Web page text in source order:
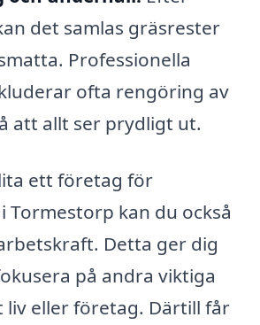
det samlas gräsrester
Professionella
ofta rengöring av
att allt ser prydligt ut.
ett företag för
Tormestorp kan du också
Detta ger dig
på andra viktiga
eller företag. Därtill får